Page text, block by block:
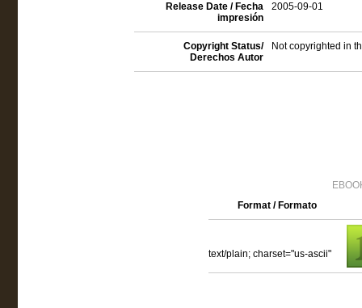
Release Date / Fecha
impresión
2005-09-01
Copyright Status/
Derechos Autor
Not copyrighted in
Format / Formato
text/plain; charset="us-ascii"